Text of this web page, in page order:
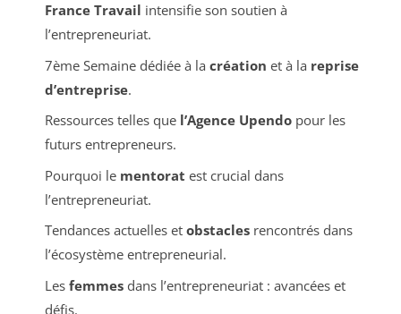
France Travail intensifie son soutien à
l’entrepreneuriat.
7ème Semaine dédiée à la création et à la reprise
d’entreprise.
Ressources telles que l’Agence Upendopour les
futurs entrepreneurs.
Pourquoi le mentorat est crucial dans
l’entrepreneuriat.
Tendances actuelles et obstaclesrencontrés dans
l’écosystème entrepreneurial.
Les femmesdans l’entrepreneuriat : avancées et
défis.